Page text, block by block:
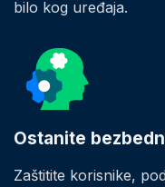
bilo kog uređaja.
Ostanite
Zaštitite korisnike,